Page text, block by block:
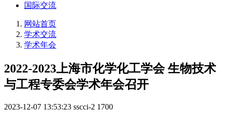
国际交流
网站首页
学术交流
学术年会
2022-2023上海市化学化工学会 生物技术
与工程专委会学术年会召开
2023-12-07 13:53:23 sscci-2 1700